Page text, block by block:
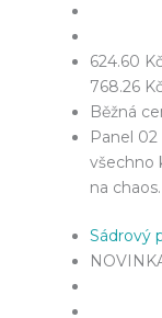
624.60 Kč
768.26 Kč
Běžná
Panel
všechno
na chaos.
Sádrový